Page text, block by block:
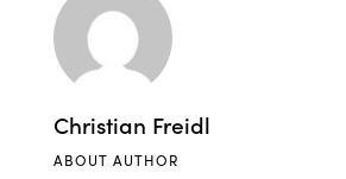
Christian Freidl
ABOUT AUTHOR